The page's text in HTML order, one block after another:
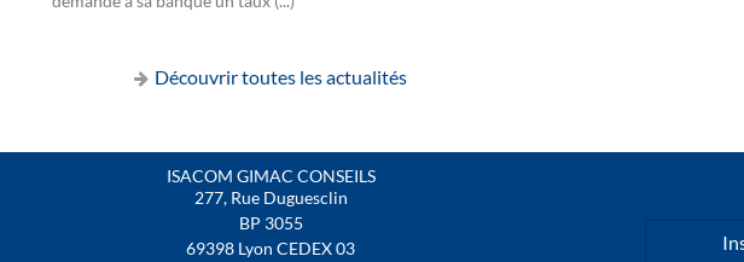
Découvrir toutes les actualités
ISACOM GIMAC CONSEILS
277, Rue Duguesclin
BP 3055
69398 Lyon CEDEX03